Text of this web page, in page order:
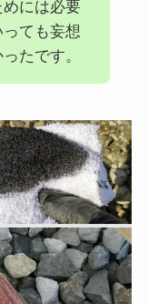
には必要
ても妄想
たです。